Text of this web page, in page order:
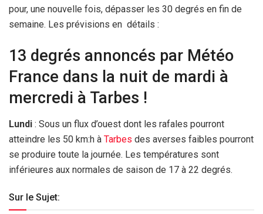
pour, une nouvelle fois, dépasser les 30 degrés en fin de
semaine. Les prévisions en détails :
13 degrés annoncés par Météo
France dans la nuit de mardi à
mercredi à Tarbes !
Lundi : Sous un flux d’ouest dont les rafales pourront
atteindre les 50 km:h à Tarbes des averses faibles pourront
se produire toute la journée. Les températures sont
inférieures aux normales de saison de 17 à 22 degrés.
Sur le Sujet: